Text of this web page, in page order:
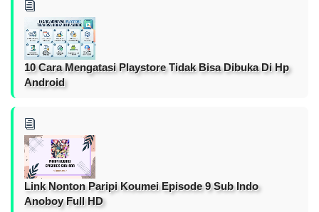
10 Cara Mengatasi Playstore Tidak Bisa Dibuka Di Hp
Android
Link Nonton Paripi Koumei Episode 9 Sub Indo
Anoboy Full HD